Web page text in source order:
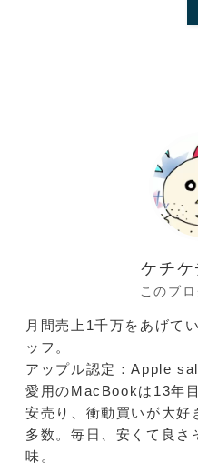
ケチケ
このブ
月間売上1千万をあげて
ッフ。
アップル認定：Apple
愛用のMacBookは13年
安売り、衝動買いが大好
多数。毎日、安くて良さ
味。